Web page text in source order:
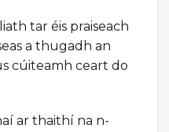
tar éis praiseach
a thugadh an
cúiteamh ceart do
ar thaithí na n-